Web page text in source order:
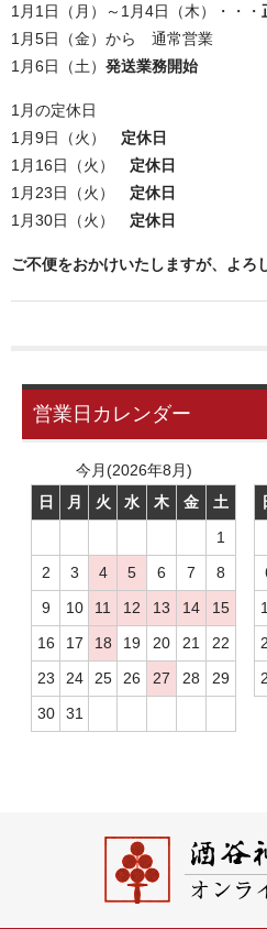
ユーザーロ
1月1日（月）～1月4日（木）・・・
1月5日（金）から 通常営業
1月6日（土） 発送業務開始
1月の定休日
1月9日（火） 定休日
1月16日（火） 定休日
1月23日（火） 定休日
1月30日（火） 定休日
ご不便をおかけいたしますが、よろ
営業日カレンダー
今月(2026年8月)
日
月 火 水 木 金
土
1
2
3 4 5 6 7
8
9
10 11 12 13 14
15
16
17 18 19 20 21
22
23
24 25 26 27 28
29
30
31